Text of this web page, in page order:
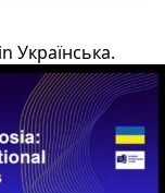
Українська.